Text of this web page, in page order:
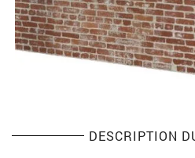
DESCRIPTION